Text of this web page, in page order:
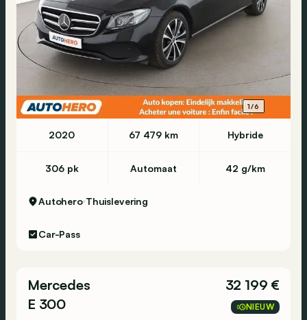
1/6
2020 67 479 km Hybride
306 pk Automaat 42 g/km
Autohero Thuislevering
Car-Pass
Mercedes
E 300
32 199 €
NIEUW